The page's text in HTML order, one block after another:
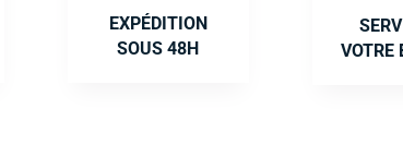
EXPÉDITION
SOUS 48H
VOTRE